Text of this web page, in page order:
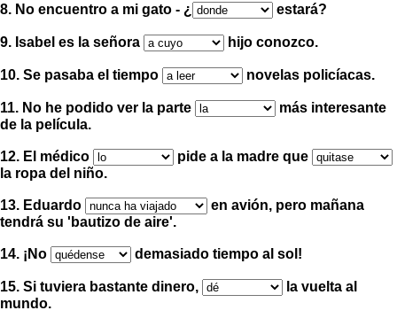
8. No encuentro a mi gato - ¿ estará?
9. Isabel es la señora hijo conozco.
10. Se pasaba el tiempo novelas policíacas.
11. No he podido ver la parte
más interesante
de la película.
12. El médico pide a la madre que
la ropa del niño.
13. Eduardo
en avión, pero mañana
tendrá su 'bautizo de aire'.
14. ¡ No demasiado tiempo al sol !
15. Si tuviera bastante dinero,
la vuelta al
mundo.